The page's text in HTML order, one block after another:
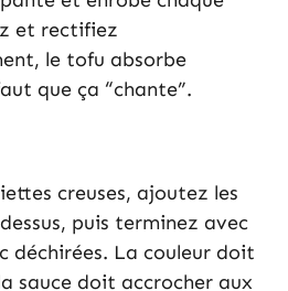
et rectifiez
le tofu absorbe
que ça “chante”.
creuses, ajoutez les
puis terminez avec
déchirées. La couleur doit
sauce doit accrocher aux